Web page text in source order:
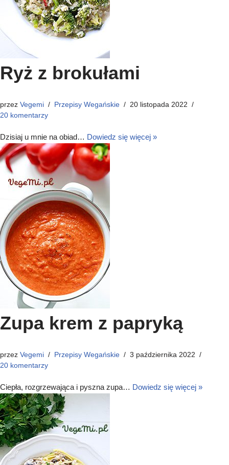
Ryż z brokułami
przez Vegemi Przepisy Wegańskie
20 listopada 2022
20 komentarzy
Dzisiaj u mnie na obiad… Dowiedz się więcej »
Zupa krem z papryką
przez Vegemi Przepisy Wegańskie
3 października 2022
20 komentarzy
Ciepła, rozgrzewająca i pyszna zupa… Dowiedz się więcej »